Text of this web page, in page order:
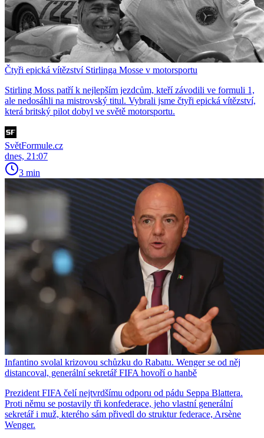
Čtyři epická vítězství Stirlinga Mosse v motorsportu
Stirling Moss patří k nejlepším jezdcům, kteří závodili ve formuli 1,
ale nedosáhli na mistrovský titul. Vybrali jsme čtyři epická vítězství,
která britský pilot dobyl ve světě motorsportu.
SvětFormule.cz
dnes, 21:07
3 min
Infantino svolal krizovou schůzku do Rabatu. Wenger se od něj
distancoval, generální sekretář FIFA hovoří o hanbě
Prezident FIFA čelí nejtvrdšímu odporu od pádu Seppa Blattera.
Proti němu se postavily tři konfederace, jeho vlastní generální
sekretář i muž, kterého sám přivedl do struktur federace, Arsène
Wenger.